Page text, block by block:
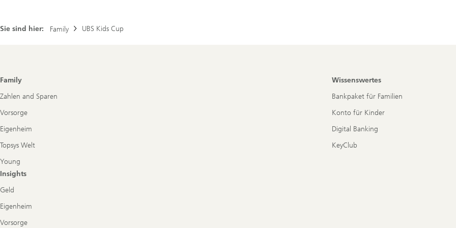
Sie sind hier: Family UBS Kids Cup
Footer
Navigation
Family
Zahlen and Sparen
Vorsorge
Eigenheim
Topsys Welt
Young
Wissenswertes
Bankpaket für Familien
Konto für Kinder
Digital Banking
KeyClub
Insights
Geld
Eigenheim
Vorsorge